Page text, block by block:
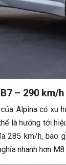
– 290 km/h
Alpina có xu
là hướng tới
285 km/h, bao
nhanh hơn M8